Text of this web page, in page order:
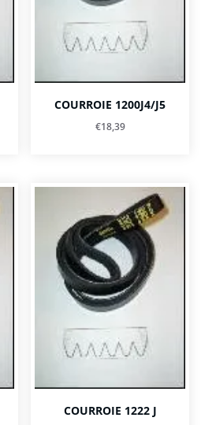
COURROIE 1200J4/J5
€18,39
COURROIE 1222 J